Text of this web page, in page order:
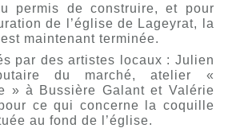
permis de construire, et pour
de l’église de Lageyrat, la
maintenant terminée.
par des artistes locaux : Julien
du marché, atelier «
» à Bussière Galant et Valérie
ce qui concerne la coquille
au fond de l’église.